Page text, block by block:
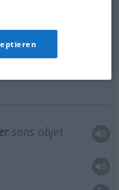
sans objet